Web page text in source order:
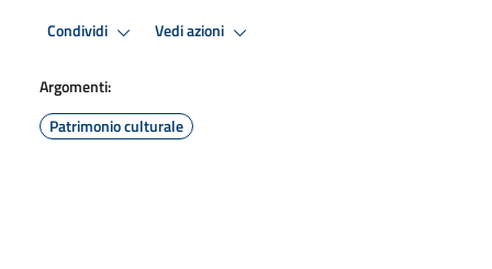
Condividi Vedi azioni
Argomenti:
Patrimonio culturale